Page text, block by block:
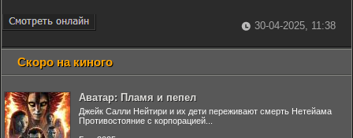
30-04-2025, 11:38
Скоро на киного
Аватар: Пламя и пепел
Джейк Салли Нейтири и их дети переживают смерть Нетейама
Противостояние с корпорацией...